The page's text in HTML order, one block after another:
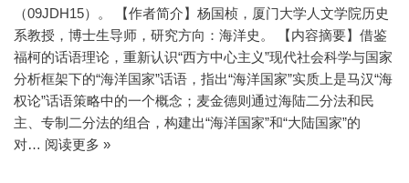
（09JDH15）。 【作者简介】杨国桢，厦门大学人文学院历史
系教授，博士生导师，研究方向：海洋史。 【内容摘要】借鉴
福柯的话语理论，重新认识“西方中心主义”现代社会科学与国家
分析框架下的“海洋国家”话语，指出“海洋国家”实质上是马汉“海
权论”话语策略中的一个概念；麦金德则通过海陆二分法和民
主、专制二分法的组合，构建出“海洋国家”和“大陆国家”的
对… 阅读更多 »